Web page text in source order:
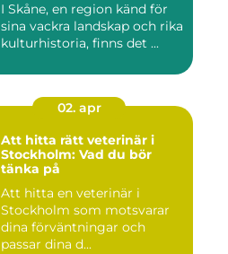
I Skåne, en region känd för
sina vackra landskap och rika
kulturhistoria, finns det ...
02. apr
Att hitta rätt veterinär i
Stockholm: Vad du bör
tänka på
Att hitta en veterinär i
Stockholm som motsvarar
dina förväntningar och
passar dina d...